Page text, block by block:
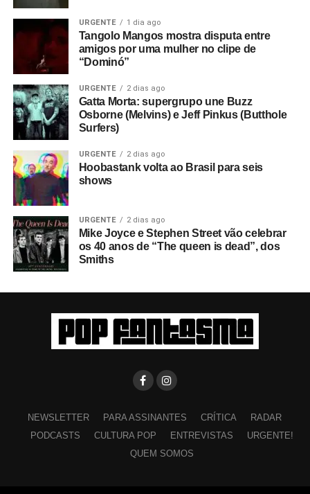
URGENTE 1 dia ago
Tangolo Mangos mostra disputa entre
amigos por uma mulher no clipe de
“Dominó”
URGENTE 2 dias ago
Gatta Morta: supergrupo une Buzz
Osborne (Melvins) e Jeff Pinkus (Butthole
Surfers)
URGENTE 2 dias ago
Hoobastank volta ao Brasil para seis
shows
URGENTE 2 dias ago
Mike Joyce e Stephen Street vão celebrar
os 40 anos de “The queen is dead”, dos
Smiths
NEWSLETTER PARA ASSINANTES CRÍTICA
RADAR
PODCASTS
CULTURA POP ENTREVISTAS
URGENTE!
QUEM SOMOS